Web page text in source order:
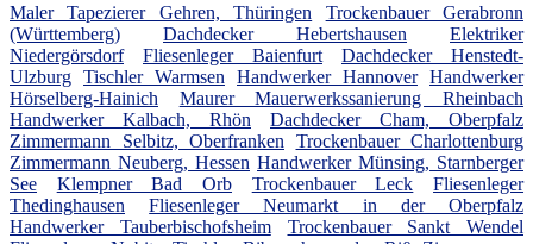
Maler Tapezierer Gehren, Thüringen
Trockenbauer Gerabronn
(Württemberg)
Dachdecker Hebertshausen
Elektriker
Niedergörsdorf
Fliesenleger Baienfurt
Dachdecker Henstedt-
Ulzburg Tischler Warmsen Handwerker Hannover Handwerker
Hörselberg-Hainich
Maurer Mauerwerkssanierung Rheinbach
Handwerker Kalbach, Rhön
Dachdecker Cham, Oberpfalz
Zimmermann Selbitz, Oberfranken
Trockenbauer Charlottenburg
Zimmermann Neuberg, Hessen Handwerker Münsing, Starnberger
See
Klempner Bad Orb Trockenbauer Leck
Fliesenleger
Thedinghausen
Fliesenleger Neumarkt in der Oberpfalz
Handwerker Tauberbischofsheim
Trockenbauer Sankt Wendel